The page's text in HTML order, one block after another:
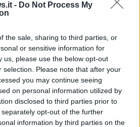
- Do Not Process My
the sale, sharing to third parties, or
or sensitive information for
us, please use the below opt-out
selection. Please note that after your
you may continue seeing
on personal information utilized by
disclosed to third parties prior to
opt-out of the further
information by third parties on the
probabili nel pomeriggio e nella
un aumento favorito anche
deboli o tutt'al più localmente moderati.